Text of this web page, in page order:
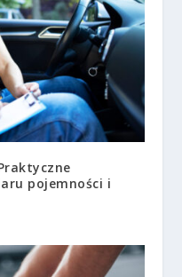
pojemności i